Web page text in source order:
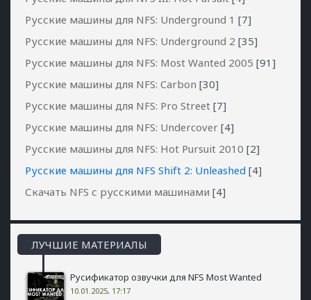
Русские машины для NFS: Underground 1 [7]
Русские машины для NFS: Underground 2 [35]
Русские машины для NFS: Most Wanted 2005 [91]
Русские машины для NFS: Carbon [30]
Русские машины для NFS: Pro Street [7]
Русские машины для NFS: Undercover [4]
Русские машины для NFS: Hot Pursuit 2010 [2]
Русские машины для NFS Shift 2: Unleashed [4]
Скачать NFS с русскими машинами [4]
ЛУЧШИЕ МАТЕРИАЛЫ
Русификатор озвучки для NFS Most Wanted
10.01.2025, 17:17